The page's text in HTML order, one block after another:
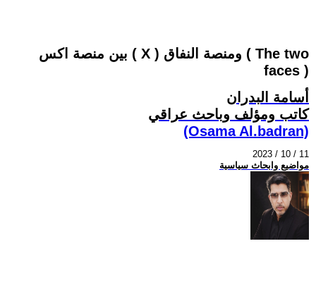
بين منصة اكس ( X ) ومنصة النفاق ( The two
faces )
أسامة البدران
كاتب ومؤلف وباحث عراقي
(Osama Al.badran)
2023 / 10 / 11
مواضيع وابحاث سياسية